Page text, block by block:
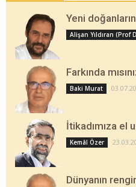
Yeni
Alişan Yıldıran (Prof
Farkında
Baki Murat
İtikadımıza el
Kemâl Özer
Dünyanın